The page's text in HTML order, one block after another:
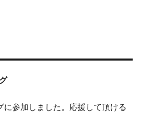
に参加しました。応援して頂ける